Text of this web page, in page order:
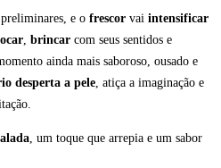
preliminares, e o frescor vai intensificar
, brincar com seus sentidos e
ainda mais saboroso, ousado e
desperta a pele, atiça a imaginação e
, um toque que arrepia e um sabor